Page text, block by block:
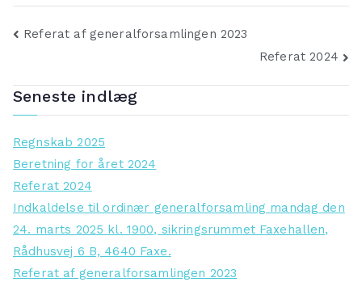
Indlægsnavigation
Referat af generalforsamlingen 2023
Referat 2024
Seneste indlæg
Regnskab 2025
Beretning for året 2024
Referat 2024
Indkaldelse til ordinær generalforsamling mandag den
24. marts 2025 kl. 1900, sikringsrummet Faxehallen,
Rådhusvej 6 B, 4640 Faxe.
Referat af generalforsamlingen 2023